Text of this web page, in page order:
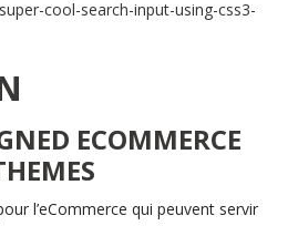
cool-search-input-using-css3-
ECOMMERCE
l’eCommerce qui peuvent servir